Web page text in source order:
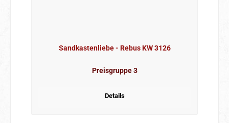
Sandkastenliebe - Rebus KW 3126
Preisgruppe 3
Details